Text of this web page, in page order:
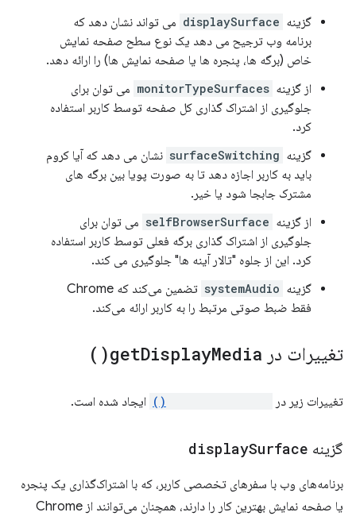
گزینه displaySurface می تواند نشان دهد که
برنامه وب ترجیح می دهد یک نوع سطح صفحه نمایش
خاص (برگه ها، پنجره ها یا صفحه نمایش ها) را ارائه دهد.
از گزینه monitorTypeSurfaces می توان برای
جلوگیری از اشتراک گذاری کل صفحه توسط کاربر استفاده
کرد.
گزینه surfaceSwitching نشان می دهد که آیا کروم
باید به کاربر اجازه دهد تا به صورت پویا بین برگه های
مشترک جابجا شود یا خیر.
از گزینه selfBrowserSurface می توان برای
جلوگیری از اشتراک گذاری برگه فعلی توسط کاربر استفاده
کرد. این از جلوه "تالار آینه ها" جلوگیری می کند.
گزینه systemAudio
تضمین می‌کند که Chrome
فقط ضبط صوتی مرتبط را به کاربر ارائه می‌کند.
تغییرات در getDisplayMedia(
)
تغییرات زیر در ایجاد شده است.
گزینه displaySurface
برنامه‌های وب با سفرهای تخصصی کاربر، که با اشتراک‌گذاری یک پنجره
یا صفحه نمایش بهترین کار را دارند، همچنان می‌توانند از Chrome